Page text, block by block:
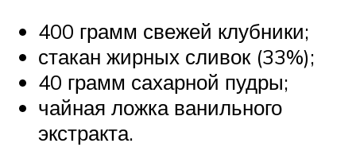
400 грамм свежей клубники;
стакан жирных сливок (33%);
40 грамм сахарной пудры;
чайная ложка ванильного
экстракта.